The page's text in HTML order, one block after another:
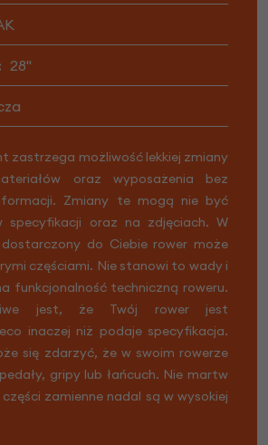
28"
zastrzega możliwość lekkiej zmiany
oraz wyposażenia bez
Zmiany te mogą nie być
specyfikacji oraz na zdjęciach. W
do Ciebie rower może
częściami. Nie stanowi to wady i
funkcjonalność techniczną roweru.
jest, że Twój rower jest
inaczej niż podaje specyfikacja.
się zdarzyć, że w swoim rowerze
gripy lub łańcuch. Nie martw
zamienne nadal są w wysokiej